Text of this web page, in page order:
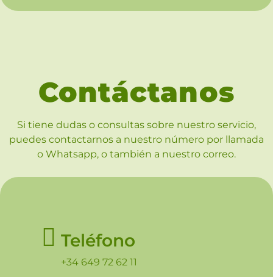
Contáctanos
Si tiene dudas o consultas sobre nuestro servicio,
puedes contactarnos a nuestro número por llamada
o Whatsapp, o también a nuestro correo.
Teléfono
+34 649 72 62 11